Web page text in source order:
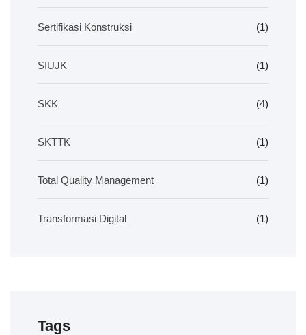
Sertifikasi Konstruksi (1)
SIUJK (1)
SKK (4)
SKTTK (1)
Total Quality Management (1)
Transformasi Digital (1)
Tags